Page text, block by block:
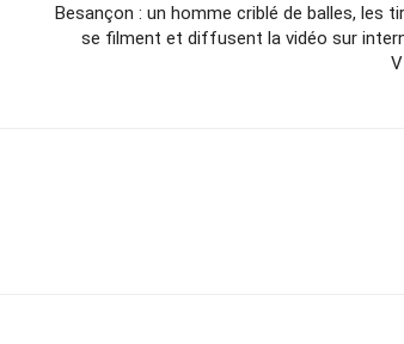
Besançon : un homme criblé de balles, les
se filment et diffusent la vidéo sur